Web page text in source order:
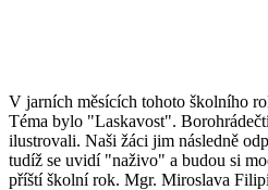
V jarních měsících tohoto školního
Téma bylo "Laskavost".
ilustrovali. Naši žáci jim následně
tudíž se uvidí "naživo" a budou si
příští školní rok. Mgr. Miroslava Filipi